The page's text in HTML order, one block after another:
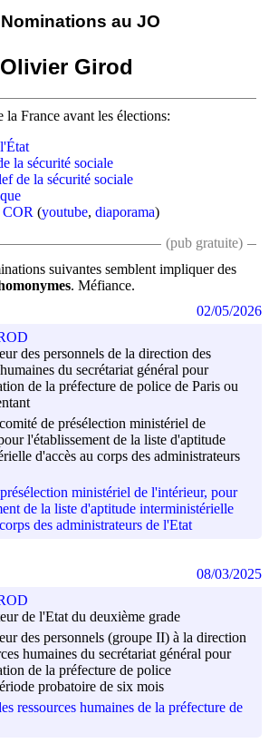
Nominations au JO
Olivier Girod
la France avant les élections:
la sécurité sociale
de la sécurité sociale
(youtube, diaporama)
(pub gratuite)
suivantes semblent impliquer des
. Méfiance.
des personnels de la direction des
du secrétariat général pour
de la préfecture de police de Paris ou
de présélection ministériel de
l'établissement de la liste d'aptitude
d'accès au corps des administrateurs
ministériel de l'intérieur, pour
de la liste d'aptitude interministérielle
des administrateurs de l'Etat
02/05/2026
de l'Etat du deuxième grade
des personnels (groupe II) à la direction
humaines du secrétariat général pour
de la préfecture de police
probatoire de six mois
ressources humaines de la préfecture de
08/03/2025